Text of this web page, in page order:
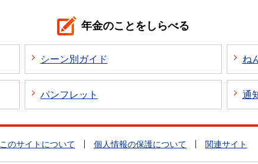
年金のことをしらべる
シーン別ガイド ね
パンフレット 通
このサイトについて 個人情報の保護について 関連サイト